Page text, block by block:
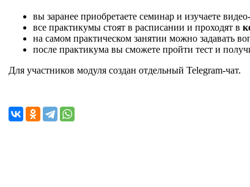
вы заранее приобретаете семинар и изучаете
все практикумы стоят в расписании и проходят в
на самом практическом занятии можно задавать
после практикума вы сможете пройти тест и
Для участников модуля создан отдельный Telegram-чат.